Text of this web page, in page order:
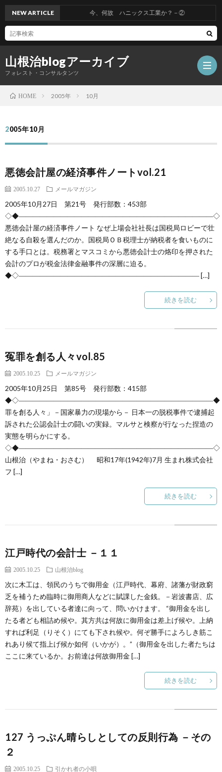
山根治blogアーカイブ
フォレスト・コンサルタンツ
冤
創
る
人々
治
blog
社
案
内
NEW ARTICLE 今、何故 ハニックス工業か？－②
HOME 2005年 10月
2005年10月
悪徳会計屋の経済事件ノートvol.21
2005.10.27 メールマガジン
2005年10月27日 第21号 発行部数：453部
◇◆――――――――――――――――――――――――――――◇
悪徳会計屋の経済事件ノート なぜ上場会社社長は国税局ロビーで壮
絶なる自殺を選んだのか。国税局ＯＢ税理士が納税者を食いものに
する手口とは。税務署とマスコミから悪徳会計士の烙印を押された
会計のプロが税金法律金融事件の深層に迫る。
◆◇―――――――――――――――――――――――――― […]
続きを読む
冤罪を創る人々vol.85
2005.10.25 メールマガジン
2005年10月25日 第85号 発行部数：415部
◆◇――――――――――――――――――――――――――――◆
罪を創る人々」－国家暴力の現場から－ 日本一の脱税事件で逮捕起
訴された公認会計士の闘いの実録。マルサと検察が行なった捏造の
実態を明らかにする。
◇◆――――――――――――――――――――――――――――◇
山根治（やまね・おさむ） 昭和17年(1942年)7月 生まれ株式会社
フ […]
続きを読む
江戸時代の会計士 －１１
2005.10.25 山根治blog
次に木工は、領民のうちで御用金（江戸時代、幕府、諸藩が財政窮
乏を補うため臨時に御用商人などに賦課した金銭。－岩波書店、広
辞苑）を出している者達に向って、問いかけます。 “御用金を出し
たる者ども相詰め候や。其方共は何故に御用金は差上げ候や。上納
すれば利足（りそく）にても下され候や。何ぞ勝手によろしき筋こ
れあり候て指上げ候か如何（いかが）。”（御用金を出した者たちは
ここに来ているか。お前達は何故御用金 […]
続きを読む
127 うっぷん晴らしとしての反則行為 －その
２
2005.10.25 引かれ者の小唄